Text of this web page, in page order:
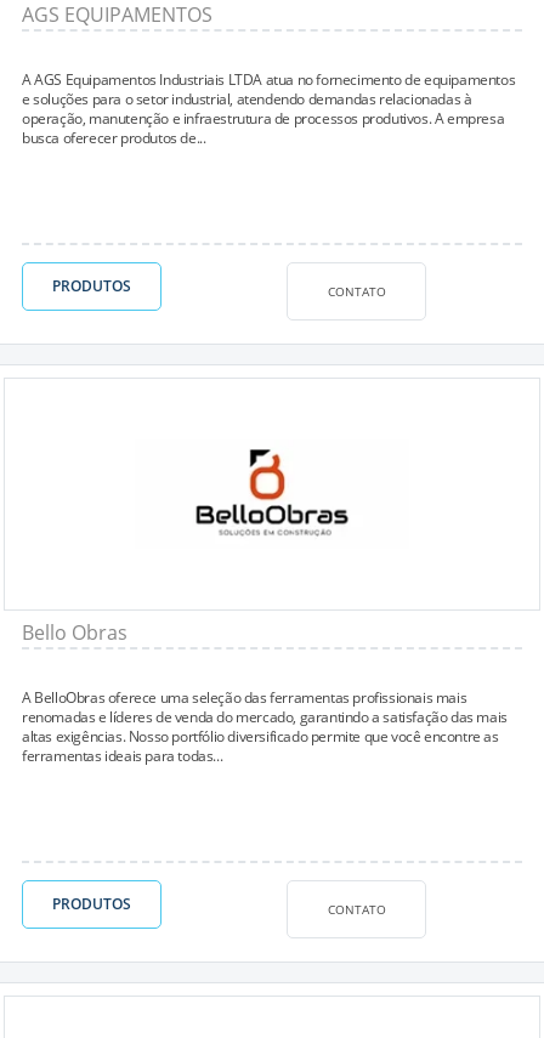
AGS EQUIPAMENTOS
A AGS Equipamentos Industriais LTDA atua no fornecimento de equipamentos
e soluções para o setor industrial, atendendo demandas relacionadas à
operação, manutenção e infraestrutura de processos produtivos. A empresa
busca oferecer produtos de...
PRODUTOS CONTATO
Bello Obras
A BelloObras oferece uma seleção das ferramentas profissionais mais
renomadas e líderes de venda do mercado, garantindo a satisfação das mais
altas exigências. Nosso portfólio diversificado permite que você encontre as
ferramentas ideais para todas...
PRODUTOS CONTATO